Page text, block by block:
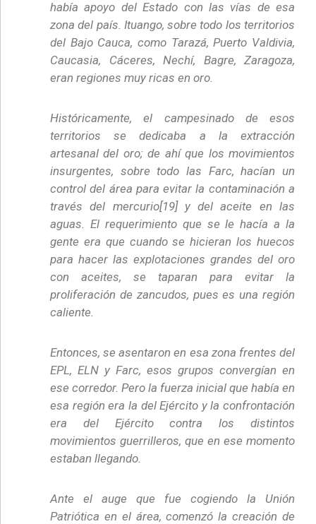
había apoyo del Estado con las vías de esa
zona del país. Ituango, sobre todo los territorios
del Bajo Cauca, como Tarazá, Puerto Valdivia,
Caucasia, Cáceres, Nechí, Bagre, Zaragoza,
eran regiones muy ricas en oro.
Históricamente, el campesinado de esos
territorios se dedicaba a la extracción
artesanal del oro; de ahí que los movimientos
insurgentes, sobre todo las Farc, hacían un
control del área para evitar la contaminación a
través del mercurio[19] y del aceite en las
aguas. El requerimiento que se le hacía a la
gente era que cuando se hicieran los huecos
para hacer las explotaciones grandes del oro
con aceites, se taparan para evitar la
proliferación de zancudos, pues es una región
caliente.
Entonces, se asentaron en esa zona frentes del
EPL, ELN y Farc, esos grupos convergían en
ese corredor. Pero la fuerza inicial que había en
esa región era la del Ejército y la confrontación
era del Ejército contra los distintos
movimientos guerrilleros, que en ese momento
estaban llegando.
Ante el auge que fue cogiendo la Unión
Patriótica en el área, comenzó la creación de